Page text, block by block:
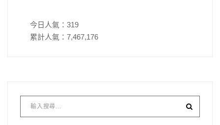
今日人氣： 319
累計人氣： 7,467,176